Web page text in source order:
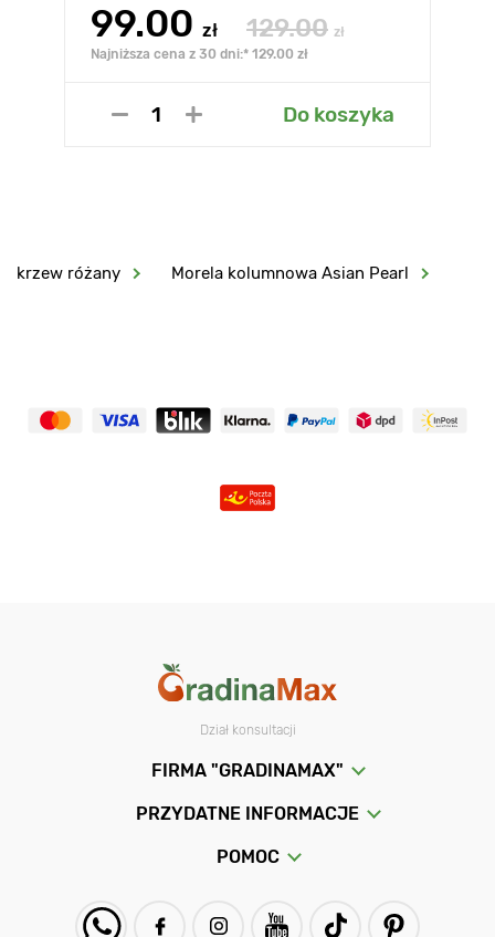
99.00 zł 129.00 zł
Najniższa cena z 30 dni:* 129.00 zł
Do koszyka
krzew różany Morela kolumnowa Asian Pearl
Dział konsultacji
FIRMA "GRADINAMAX"
PRZYDATNE INFORMACJE
POMOC